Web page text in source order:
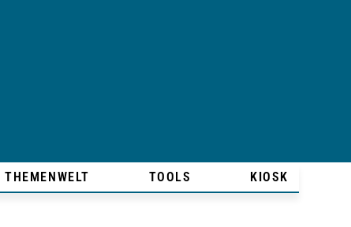
THEMENWELT TOOLS KIOSK